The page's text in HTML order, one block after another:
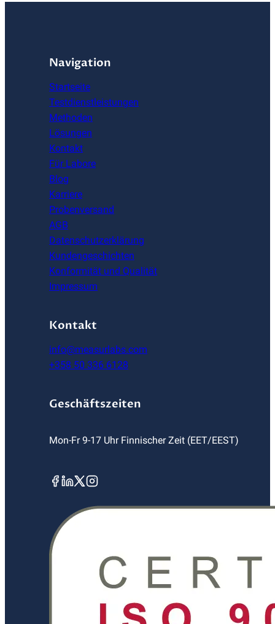
Navigation
Startseite
Testdienstleistungen
Methoden
Lösungen
Kontakt
Für Labore
Blog
Karriere
Probenversand
AGB
Datenschutzerklärung
Kundengeschichten
Konformität und Qualität
Impressum
Kontakt
info@measurlabs.com
+358 50 336 6128
Geschäftszeiten
Mon-Fr 9-17 Uhr Finnischer Zeit (EET/EEST)